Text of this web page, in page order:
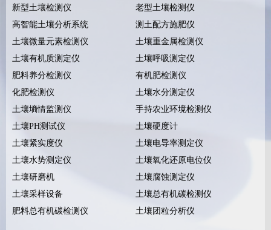
新型土壤检测仪
老型土壤检测仪
高智能土壤分析系统
测土配方施肥仪
土壤微量元素检测仪
土壤重金属检测仪
土壤有机质测定仪
土壤呼吸测定仪
肥料养分检测仪
有机肥检测仪
化肥检测仪
土壤水分测定仪
土壤墒情监测仪
手持农业环境检测仪
土壤PH测试仪
土壤硬度计
土壤紧实度仪
土壤电导率测定仪
土壤水势测定仪
土壤氧化还原电位仪
土壤研磨机
土壤腐蚀测定仪
土壤采样设备
土壤总有机碳检测仪
肥料总有机碳检测仪
土壤团粒分析仪